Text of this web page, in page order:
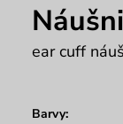
ear cuff
Barvy: